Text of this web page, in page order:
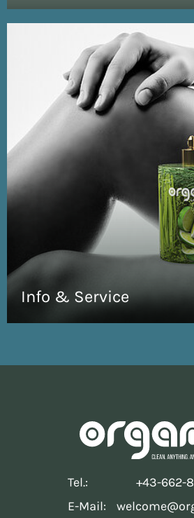
Info & Service
Tel.:
+43-662-
E-Mail: